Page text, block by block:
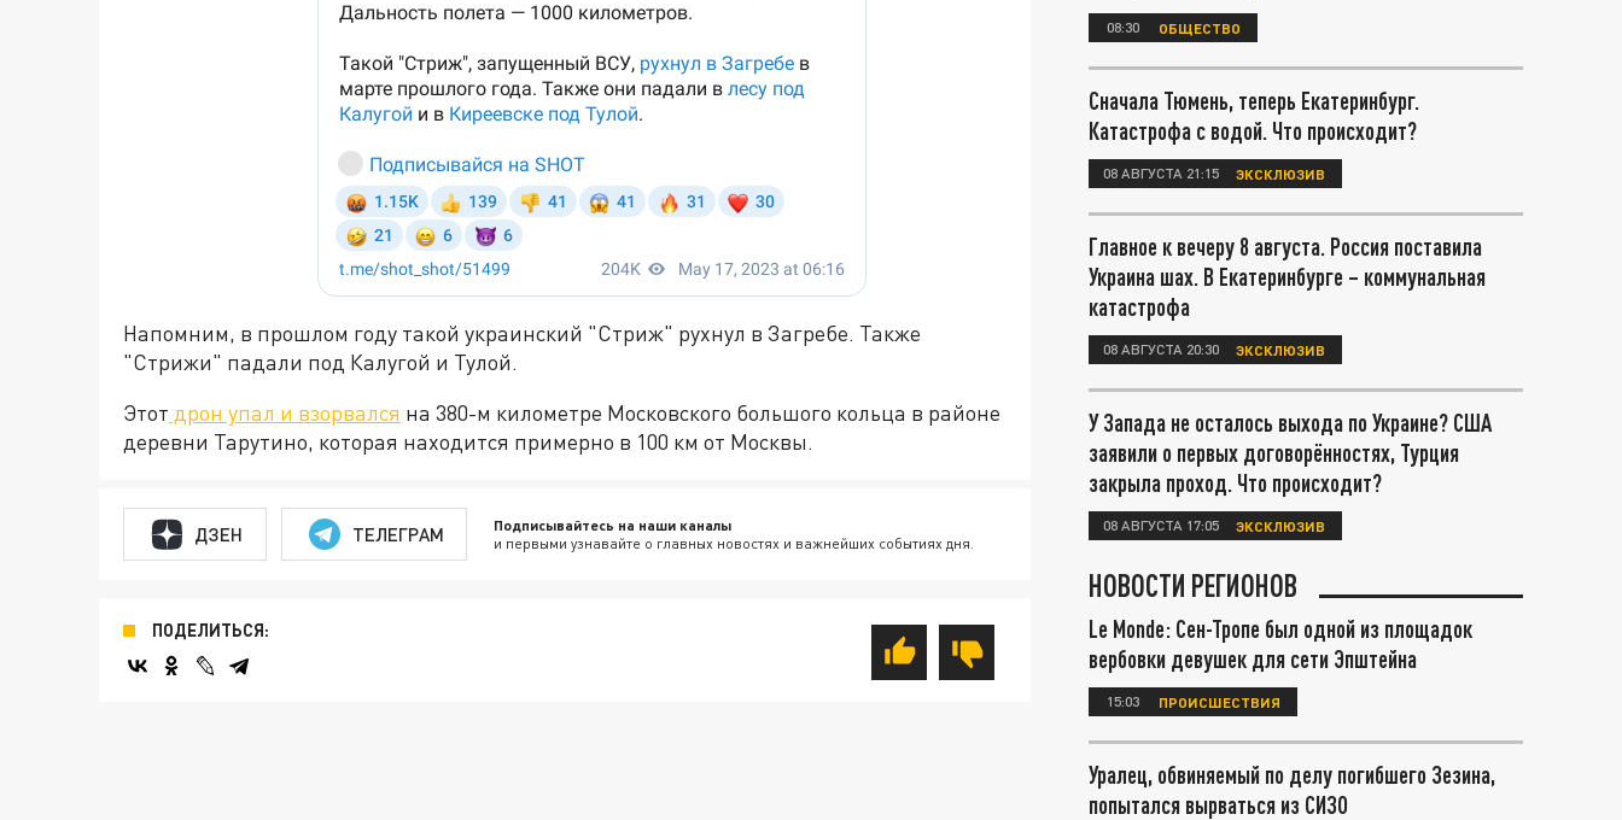
Напомним, в прошлом году такой украинский "Стриж" рухнул в Загребе. Также
"Стрижи" падали под Калугой и Тулой.
Этот дрон упал и взорвался на 380-м километре Московского большого кольца в районе
деревни Тарутино, которая находится примерно в 100 км от Москвы.
ДЗЕН ТЕЛЕГРАМ Подписывайтесь на наши каналы
и первыми узнавайте о главных новостях и важнейших событиях дня.
ПОДЕЛИТЬСЯ:
08:30 ОБЩЕСТВО
Сначала Тюмень, теперь Екатеринбург.
Катастрофа с водой. Что происходит?
08 АВГУСТА 21:15 ЭКСКЛЮЗИВ
Главное к вечеру 8 августа. Россия поставила
Украина шах. В Екатеринбурге – коммунальная
катастрофа
08 АВГУСТА 20:30 ЭКСКЛЮЗИВ
У Запада не осталось выхода по Украине? США
заявили о первых договорённостях, Турция
закрыла проход. Что происходит?
08 АВГУСТА 17:05 ЭКСКЛЮЗИВ
НОВОСТИ РЕГИОНОВ
Le Monde: Сен-Тропе был одной из площадок
вербовки девушек для сети Эпштейна
15:03 ПРОИСШЕСТВИЯ
Уралец, обвиняемый по делу погибшего Зезина,
попытался вырваться из СИЗО